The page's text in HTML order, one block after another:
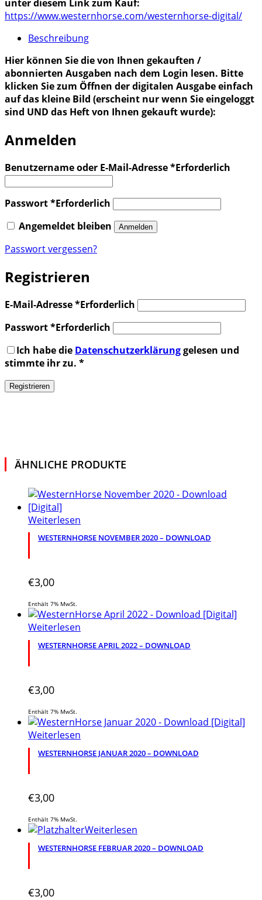
unter diesem Link zum Kauf:
https://www.westernhorse.com/westernhorse-digital/
Beschreibung
Hier können Sie die von Ihnen gekauften /
abonnierten Ausgaben nach dem Login lesen. Bitte
klicken Sie zum Öffnen der digitalen Ausgabe einfach
auf das kleine Bild (erscheint nur wenn Sie eingeloggt
sind UND das Heft von Ihnen gekauft wurde):
Anmelden
Benutzername oder E-Mail-Adresse*Erforderlich
Passwort*Erforderlich
Angemeldet bleiben
Anmelden
Passwort vergessen?
Registrieren
E-Mail-Adresse*Erforderlich
Passwort*Erforderlich
Ich habe die Datenschutzerklärunggelesen und
stimmte ihr zu. *
Registrieren
ÄHNLICHE PRODUKTE
Weiterlesen
WESTERNHORSE NOVEMBER 2020 – DOWNLOAD
€3,00
Enthält 7% MwSt.
Weiterlesen
WESTERNHORSE APRIL 2022 – DOWNLOAD
€3,00
Enthält 7% MwSt.
Weiterlesen
WESTERNHORSE JANUAR 2020 – DOWNLOAD
€3,00
Enthält 7% MwSt.
Weiterlesen
WESTERNHORSE FEBRUAR 2020 – DOWNLOAD
€3,00